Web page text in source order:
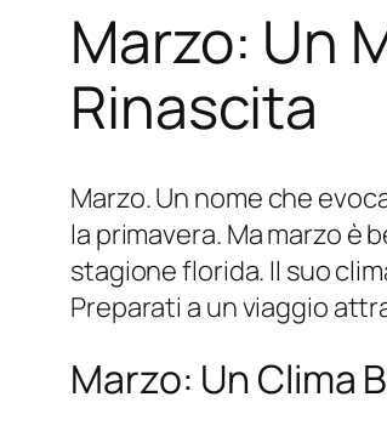
Marzo: Un
Rinascita
Marzo. Un nome che
la primavera. Ma marzo è
stagione florida. Il suo
Preparati a un viaggio
Marzo: Un Clima